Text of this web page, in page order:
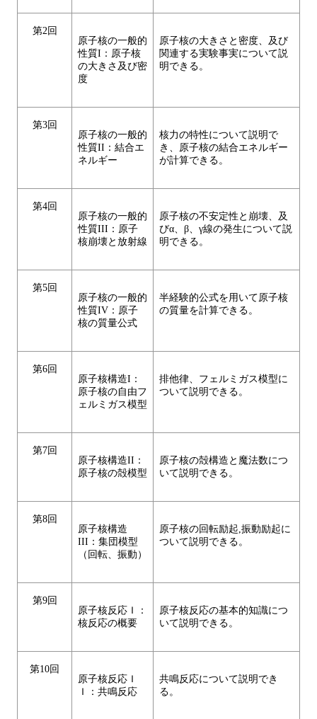
第2回
原子核の一般的
性質I：原子核
の大きさ及び密
度
原子核の大きさと密度、及び
関連する実験事実について説
明できる。
第3回
原子核の一般的
性質II：結合エ
ネルギー
核力の特性について説明で
き、原子核の結合エネルギー
が計算できる。
第4回
原子核の一般的
性質III：原子
核崩壊と放射線
原子核の不安定性と崩壊、及
びα、β、γ線の発生について説
明できる。
第5回
原子核の一般的
性質IV：原子
核の質量公式
半経験的公式を用いて原子核
の質量を計算できる。
第6回
原子核構造I：
原子核の自由フ
ェルミガス模型
排他律、フェルミガス模型に
ついて説明できる。
第7回
原子核構造II：
原子核の殻模型
原子核の殻構造と魔法数につ
いて説明できる。
第8回
原子核構造
III：集団模型
（回転、振動）
原子核の回転励起,振動励起に
ついて説明できる。
第9回
原子核反応Ｉ：
核反応の概要
原子核反応の基本的知識につ
いて説明できる。
第10回
原子核反応Ｉ
Ｉ：共鳴反応
共鳴反応について説明でき
る。